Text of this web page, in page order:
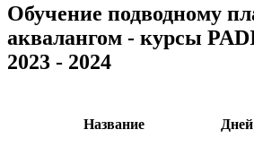
Обучение подводному
аквалангом - курсы
2023 - 2024
Название Дней